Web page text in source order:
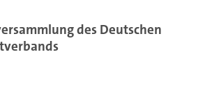
des Deutschen